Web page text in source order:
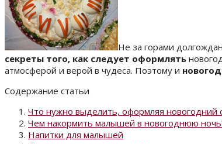
Не за горами
секреты того, как следует оформлять
атмосферой и верой в чудеса. Поэтому и
Содержание статьи
Что нужно выделить, оформляя новогодний
Чем накормить малышей в новогоднюю
Напитки для малышей